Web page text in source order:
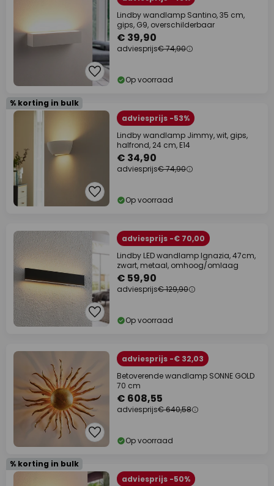
Lindby wandlamp Santino, 35 cm,
gips, G9, overschilderbaar
€ 39,90
adviesprijs€ 74,90
Op voorraad
% korting in bulk
adviesprijs -53%
Lindby wandlamp Jimmy, wit, gips,
halfrond, 24 cm, E14
€ 34,90
adviesprijs€ 74,90
Op voorraad
adviesprijs -€ 70,00
Lindby LED wandlamp Ignazia, 47cm,
zwart, metaal, omhoog/omlaag
€ 59,90
adviesprijs€ 129,90
Op voorraad
adviesprijs -€ 32,03
Betoverende wandlamp SONNE GOLD
70 cm
€ 608,55
adviesprijs€ 640,58
Op voorraad
% korting in bulk
adviesprijs -50%